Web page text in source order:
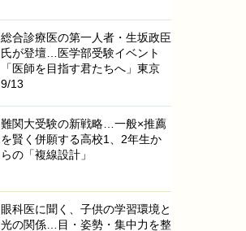
総合診療医の第一人者・生坂政臣
氏が登壇…医学部受験イベント
「医師を目指す君たちへ」東京
9/13
難関大受験の新戦略…一般×推薦
を賢く併願する高校1、2年生か
らの「複線設計」
眼科医に聞く、子供の学習環境と
光の関係…目・姿勢・集中力を整